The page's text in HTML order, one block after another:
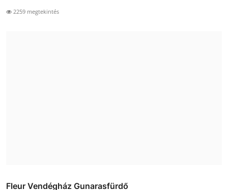
2259 megtekintés
Fleur Vendégház Gunarasfürdő